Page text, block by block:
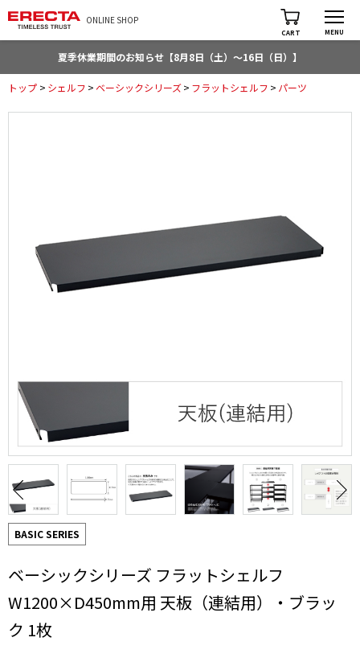
ONLINE SHOP
CART MENU
夏季休業期間のお知らせ【8月8日（土）～16日（日）】
トップ > シェルフ >ベーシックシリーズ> フラットシェルフ > パーツ
BASIC SERIES
ベーシックシリーズ フラットシェルフ
W1200×D450mm用 天板（連結用）・ブラッ
ク 1枚